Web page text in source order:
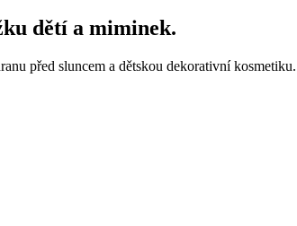
dětí a miminek.
před sluncem a dětskou dekorativní